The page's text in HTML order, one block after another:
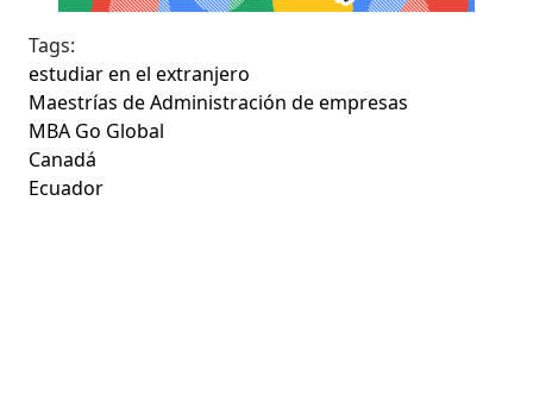
Tags:
estudiar en el extranjero
Maestrías de Administración de empresas
MBA Go Global
Canadá
Ecuador